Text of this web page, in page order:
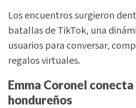
Los encuentros surgieron
batallas de TikTok, una
usuarios para conversar,
regalos virtuales.
Emma Coronel
hondureños